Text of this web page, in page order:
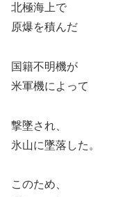
北極海上で
原爆を積んだ
国籍不明機が
米軍機によって
撃墜され、
氷山に墜落した。
このため、